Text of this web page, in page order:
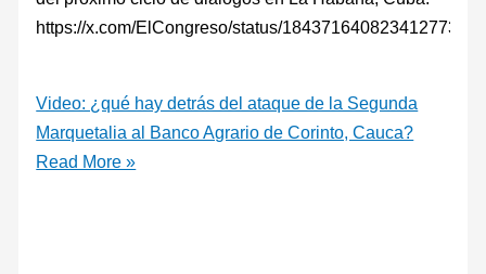
https://x.com/ElCongreso/status/1843716408234127734
Video: ¿qué hay detrás del ataque de la Segunda
Marquetalia al Banco Agrario de Corinto, Cauca?
Read More »